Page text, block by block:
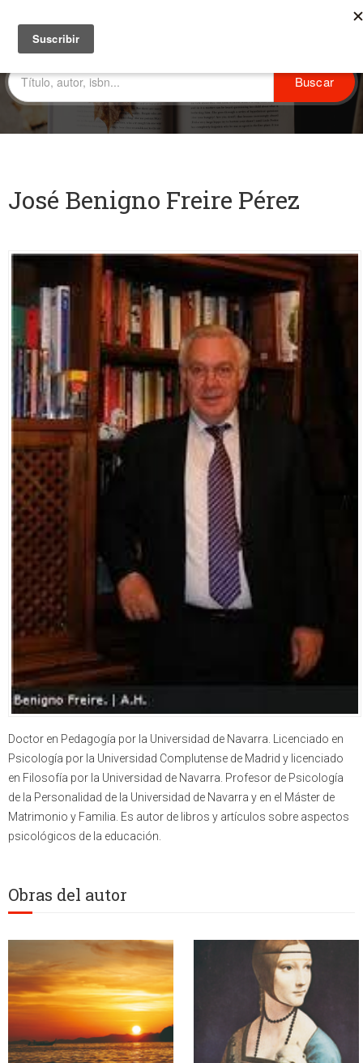
José Benigno Freire Pérez
Doctor en Pedagogía por la Universidad de Navarra. Licenciado en
Psicología por la Universidad Complutense de Madrid y licenciado
en Filosofía por la Universidad de Navarra. Profesor de Psicología
de la Personalidad de la Universidad de Navarra y en el Máster de
Matrimonio y Familia. Es autor de libros y artículos sobre aspectos
psicológicos de la educación.
Obras del autor